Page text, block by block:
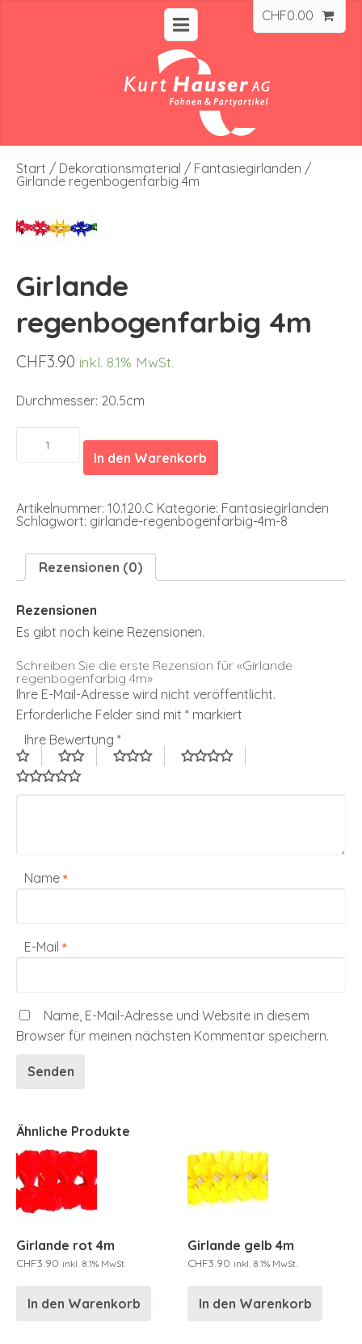
CHF0.00
Start / Dekorationsmaterial / Fantasiegirlanden /
Girlande regenbogenfarbig 4m
Girlande
regenbogenfarbig 4m
CHF3.90 inkl. 8.1% MwSt.
Durchmesser: 20.5cm
Girlande
regenbogenfarbig
4m
In den Warenkorb
Artikelnummer: 10.120.C Kategorie: Fantasiegirlanden
Schlagwort: girlande-regenbogenfarbig-4m-8
Rezensionen (0)
Rezensionen
Es gibt noch keine Rezensionen.
Schreiben Sie die erste Rezension für «Girlande
regenbogenfarbig 4m»
Ihre E-Mail-Adresse wird nicht veröffentlicht.
Erforderliche Felder sind mit * markiert
Ihre Bewertung *
Name *
E-Mail *
Name, E-Mail-Adresse und Website in diesem
Browser für meinen nächsten Kommentar speichern.
Ähnliche Produkte
Girlande rot 4m
CHF3.90 inkl. 8.1% MwSt.
In den Warenkorb
Girlande gelb 4m
CHF3.90 inkl. 8.1% MwSt.
In den Warenkorb